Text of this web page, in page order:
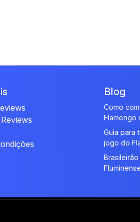
Blog
Como
Flamengo
Guia para
jogo do